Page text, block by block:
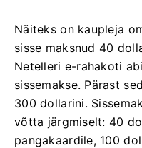
Näiteks on kaupleja
sisse maksnud 40
Netelleri e-rahakoti
sissemakse. Pärast
300 dollarini.
võtta järgmiselt: 40
pangakaardile, 100